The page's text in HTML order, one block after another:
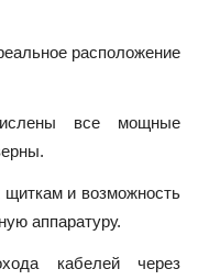
расположение
все мощные
щиткам и возможность
аппаратуру.
кабелей через